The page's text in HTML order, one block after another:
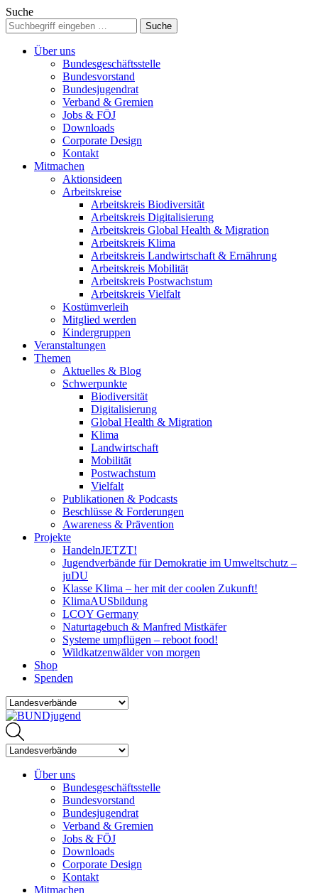
Suche
Über uns
Bundesgeschäftsstelle
Bundesvorstand
Bundesjugendrat
Verband & Gremien
Jobs & FÖJ
Downloads
Corporate Design
Kontakt
Mitmachen
Aktionsideen
Arbeitskreise
Arbeitskreis Biodiversität
Arbeitskreis Digitalisierung
Arbeitskreis Global Health & Migration
Arbeitskreis Klima
Arbeitskreis Landwirtschaft & Ernährung
Arbeitskreis Mobilität
Arbeitskreis Postwachstum
Arbeitskreis Vielfalt
Kostümverleih
Mitglied werden
Kindergruppen
Veranstaltungen
Themen
Aktuelles & Blog
Schwerpunkte
Biodiversität
Digitalisierung
Global Health & Migration
Klima
Landwirtschaft
Mobilität
Postwachstum
Vielfalt
Publikationen & Podcasts
Beschlüsse & Forderungen
Awareness & Prävention
Projekte
HandelnJETZT!
Jugendverbände für Demokratie im Umweltschutz –
juDU
Klasse Klima – her mit der coolen Zukunft!
KlimaAUSbildung
LCOY Germany
Naturtagebuch & Manfred Mistkäfer
Systeme umpflügen – reboot food!
Wildkatzenwälder von morgen
Shop
Spenden
Über uns
Bundesgeschäftsstelle
Bundesvorstand
Bundesjugendrat
Verband & Gremien
Jobs & FÖJ
Downloads
Corporate Design
Kontakt
Mitmachen